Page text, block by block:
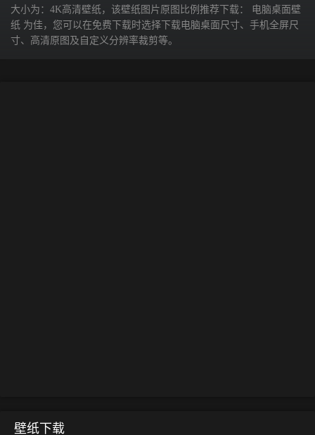
大小为：4K高清壁纸，该壁纸图片原图比例推荐下载： 电脑桌面壁
纸 为佳，您可以在免费下载时选择下载电脑桌面尺寸、手机全屏尺
寸、高清原图及自定义分辨率裁剪等。
壁纸下载